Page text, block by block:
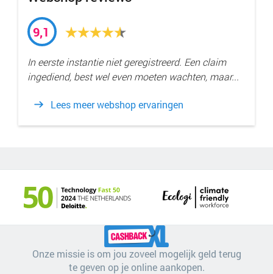
9,1
In eerste instantie niet geregistreerd. Een claim
ingediend, best wel even moeten wachten, maar...
Lees meer webshop ervaringen
Onze missie is om jou zoveel mogelijk geld terug
te geven op je online aankopen.